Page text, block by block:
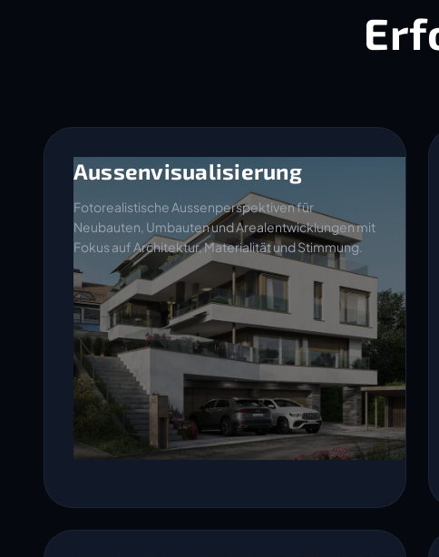
Aussenvisualisierung
Fotorealistische Aussenperspektiven für
Neubauten, Umbauten und Arealentwicklungen mit
Fokus auf Architektur, Materialität und Stimmung.